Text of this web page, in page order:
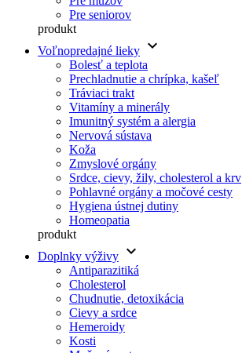
Pre seniorov
produkt
Voľnopredajné lieky keyboard_arrow_down
Bolesť a teplota
Prechladnutie a chrípka, kašeľ
Tráviaci trakt
Vitamíny a minerály
Imunitný systém a alergia
Nervová sústava
Koža
Zmyslové orgány
Srdce, cievy, žily, cholesterol a krv
Pohlavné orgány a močové cesty
Hygiena ústnej dutiny
Homeopatia
produkt
Doplnky výživy keyboard_arrow_down
Antiparazitiká
Cholesterol
Chudnutie, detoxikácia
Cievy a srdce
Hemeroidy
Kosti